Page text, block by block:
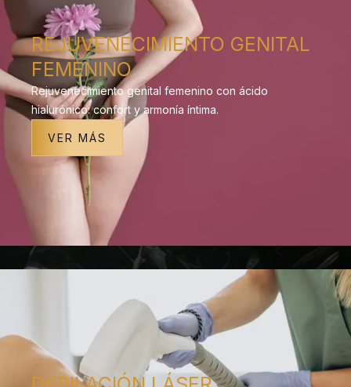
REJUVENECIMIENTO GENITAL
FEMENINO
Rejuvenecimiento genital femenino con ácido
hialurónico: confort y armonía íntima.
VER MÁS